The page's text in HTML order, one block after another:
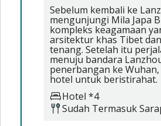
Sebelum kembali ke
mengunjungi Mila Japa
kompleks keagamaan
arsitektur khas Tibet
tenang. Setelah itu
menuju bandara
penerbangan ke
hotel untuk beristirahat.
Hotel *4
Sudah Termasuk